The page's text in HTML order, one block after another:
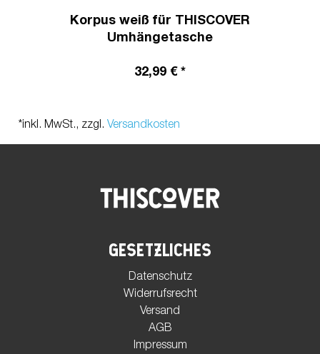
Korpus weiß für THISCOVER
Umhängetasche
32,99 € *
*inkl. MwSt., zzgl. Versandkosten
GESETZLICHES
Datenschutz
Widerrufsrecht
Versand
AGB
Impressum